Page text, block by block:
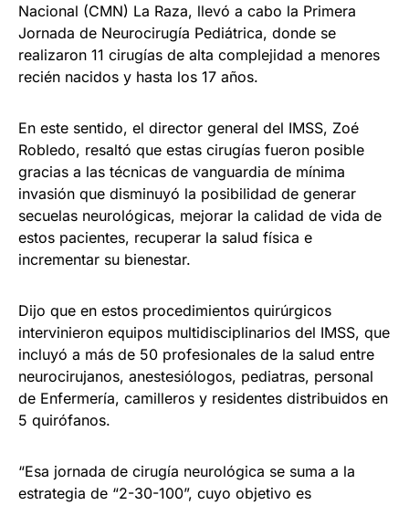
Nacional (CMN) La Raza, llevó a cabo la Primera
Jornada de Neurocirugía Pediátrica, donde se
realizaron 11 cirugías de alta complejidad a menores
recién nacidos y hasta los 17 años.
En este sentido, el director general del IMSS, Zoé
Robledo, resaltó que estas cirugías fueron posible
gracias a las técnicas de vanguardia de mínima
invasión que disminuyó la posibilidad de generar
secuelas neurológicas, mejorar la calidad de vida de
estos pacientes, recuperar la salud física e
incrementar su bienestar.
Dijo que en estos procedimientos quirúrgicos
intervinieron equipos multidisciplinarios del IMSS, que
incluyó a más de 50 profesionales de la salud entre
neurocirujanos, anestesiólogos, pediatras, personal
de Enfermería, camilleros y residentes distribuidos en
5 quirófanos.
“Esa jornada de cirugía neurológica se suma a la
estrategia de “2-30-100”, cuyo objetivo es